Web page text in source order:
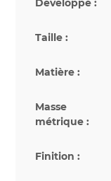
Développé :
Taille :
Matière :
Masse
métrique :
Finition :